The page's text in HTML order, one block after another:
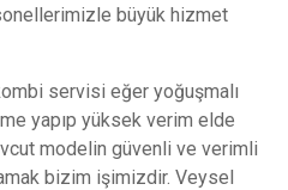
büyük hizmet
servisi eğer yoğuşmalı
yapıp yüksek verim elde
modelin güvenli ve verimli
bizim işimizdir. Veysel